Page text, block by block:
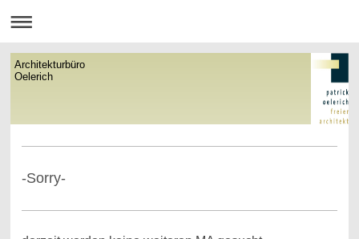
Architekturbüro
Oelerich
-Sorry-